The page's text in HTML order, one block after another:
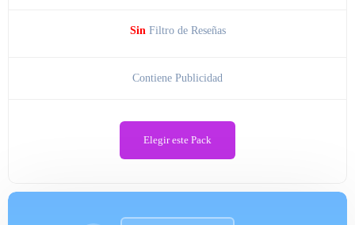
Sin Filtro de Reseñas
Contiene Publicidad
Elegir este Pack